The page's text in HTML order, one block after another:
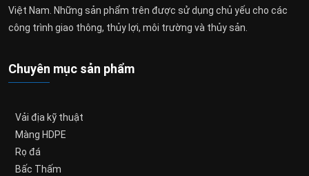
Việt Nam. Những sản phẩm trên được sử dụng chủ yếu cho các
công trình giao thông, thủy lợi, môi trường và thủy sản.
Chuyên mục sản phẩm
Vải địa kỹ thuật
Màng HDPE
Rọ đá
Bấc Thấm